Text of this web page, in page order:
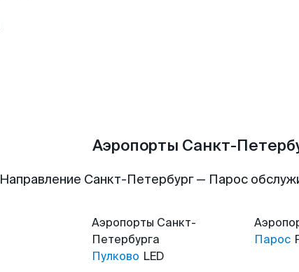
Аэропорты Санкт-
Направление Санкт-Петербург — Парос
Аэропорты Санкт-
Петербурга
Пулково LED
Парос